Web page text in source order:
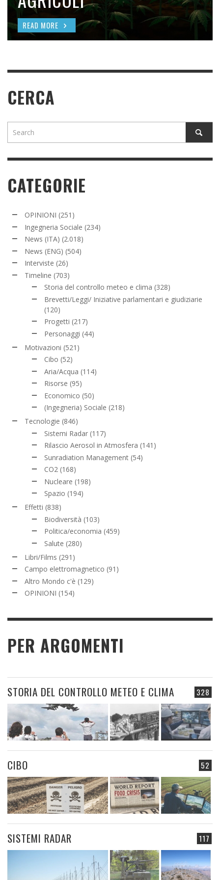
READ MORE
READ MORE
READ MORE
READ MORE
CERCA
CATEGORIE
OPINIONI (251)
Ingegneria Sociale (234)
News (ITA) (2.018)
News (ENG) (504)
Interviste (26)
Timeline (703)
Storia del controllo meteo e clima (328)
Brevetti/Leggi/ Iniziative parlamentari e giudiziarie
(120)
Progetti (217)
Personaggi (44)
Motivazioni (521)
Cibo (52)
Aria/Acqua (114)
Risorse (95)
Economico (50)
(Ingegneria) Sociale (218)
Tecnologie (846)
Sistemi Radar (117)
Rilascio Aerosol in Atmosfera (141)
Sunradiation Management (54)
CO2 (168)
Nucleare (198)
Spazio (194)
Effetti (838)
Biodiversità (103)
Politica/economia (459)
Salute (280)
Libri/Films (291)
Campo elettromagnetico (91)
Altro Mondo c'è (129)
OPINIONI (154)
PER ARGOMENTI
328
STORIA DEL CONTROLLO METEO E CLIMA
52
CIBO
117
SISTEMI RADAR